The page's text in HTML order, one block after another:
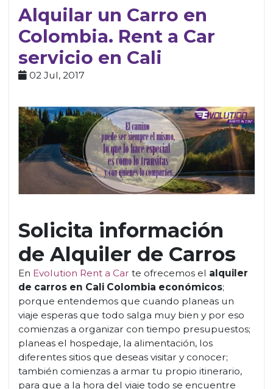
Alquilar un Carro en
Colombia. Rent a Car
servicio en Cali
02 Jul, 2017
Solicita información
de Alquiler de Carros
En Evolution Rent a Car te ofrecemos el alquiler
de carros en Cali Colombia económicos;
porque entendemos que cuando planeas un
viaje esperas que todo salga muy bien y por eso
comienzas a organizar con tiempo presupuestos;
planeas el hospedaje, la alimentación, los
diferentes sitios que deseas visitar y conocer;
también comienzas a armar tu propio itinerario,
para que a la hora del viaje todo se encuentre